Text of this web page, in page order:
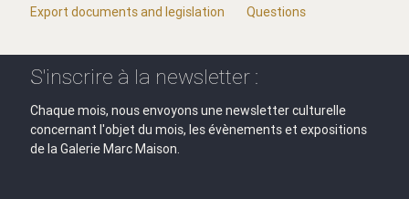
Export documents and legislation
Questions
S'inscrire à la newsletter :
Chaque mois, nous envoyons une newsletter culturelle
concernant l'objet du mois, les évènements et expositions
de la Galerie Marc Maison.